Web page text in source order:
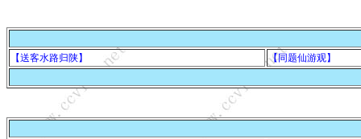
【送客水路归陕】 【同题仙游观】